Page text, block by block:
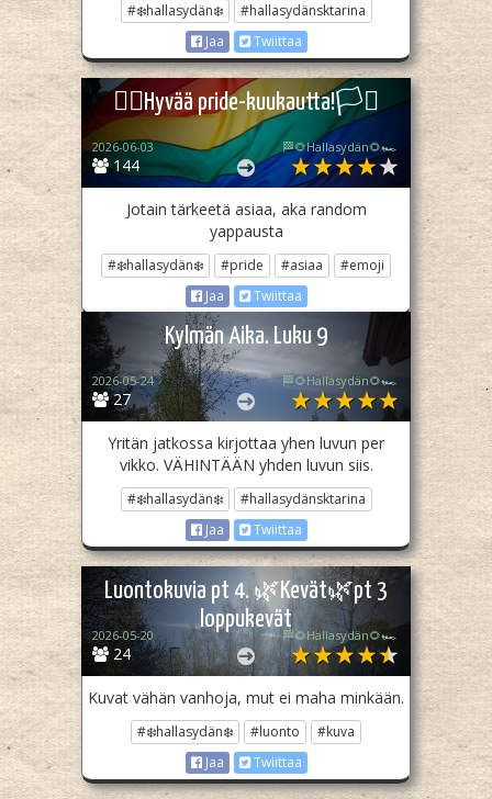
#❄️hallasydän❄️
#hallasydänsktarina
Jaa
Twiittaa
🏳️‍🌈Hyvää pride-kuukautta!🏳️‍⚧️
144
2026-06-03 🏁🌻Hallasydän🌻🏎️
Jotain tärkeetä asiaa, aka random
yappausta
#❄️hallasydän❄️ #pride #asiaa
#emoji
Jaa
Twiittaa
Kylmän Aika. Luku 9
27
2026-05-24 🏁🌻Hallasydän🌻🏎️
Yritän jatkossa kirjottaa yhen luvun per
vikko. VÄHINTÄÄN yhden luvun siis.
#❄️hallasydän❄️
#hallasydänsktarina
Jaa
Twiittaa
Luontokuvia pt 4. 🌿Kevät🌿pt 3
loppukevät
24
2026-05-20 🏁🌻Hallasydän🌻🏎️
Kuvat vähän vanhoja, mut ei maha minkään.
#❄️hallasydän❄️ #luonto
#kuva
Jaa
Twiittaa